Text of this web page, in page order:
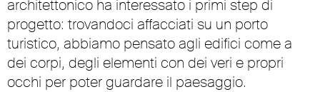
architettonico ha interessato i primi step di
progetto: trovandoci affacciati su un porto
turistico, abbiamo pensato agli edifici come a
dei corpi, degli elementi con dei veri e propri
occhi per poter guardare il paesaggio.